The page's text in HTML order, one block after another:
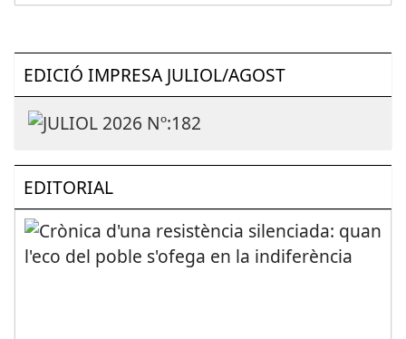
EDICIÓ IMPRESA JULIOL/AGOST
EDITORIAL